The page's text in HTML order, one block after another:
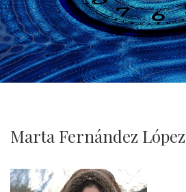
Marta Fernández López